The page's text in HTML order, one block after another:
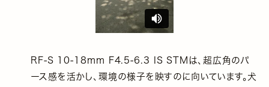
RF-S 10-18mm F4.5-6.3 IS STMは、超広角のパ
ース感を活かし、環境の様子を映すのに向いています。犬